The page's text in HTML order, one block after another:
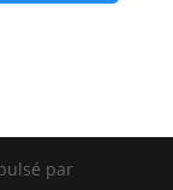
par